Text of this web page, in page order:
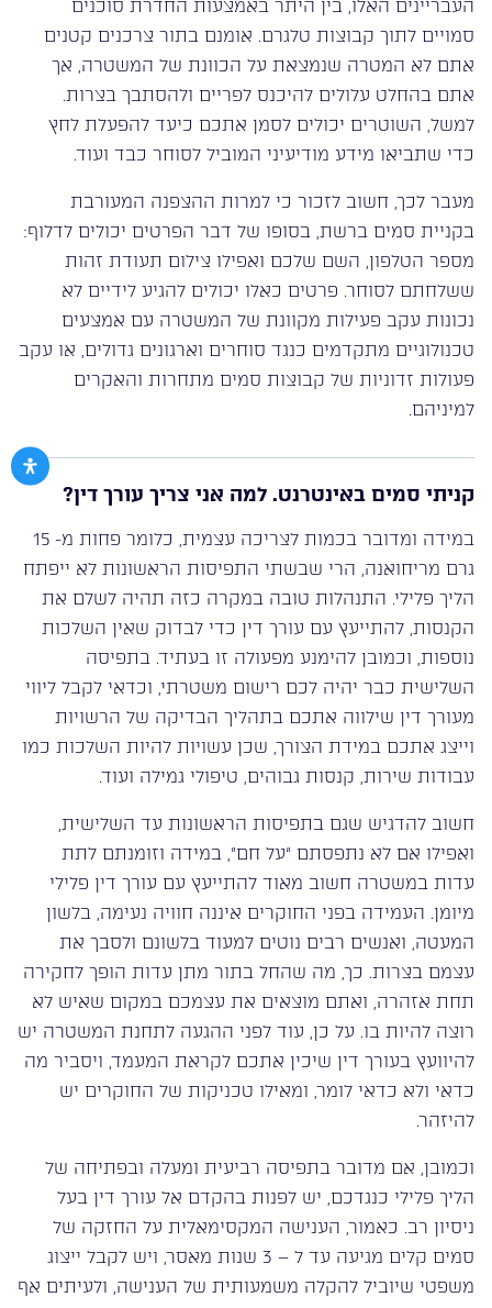
העבריינים האלו, בין היתר באמצעות החדרת סוכנים
סמויים לתוך קבוצות טלגרם. אומנם בתור צרכנים קטנים
אתם לא המטרה שנמצאת על הכוונת של המשטרה, אך
אתם בהחלט עלולים להיכנס לפריים ולהסתבך בצרות.
למשל, השוטרים יכולים לסמן אתכם כיעד להפעלת לחץ
כדי שתביאו מידע מודיעיני המוביל לסוחר כבד ועוד.
מעבר לכך, חשוב לזכור כי למרות ההצפנה המעורבת
בקניית סמים ברשת, בסופו של דבר הפרטים יכולים לדלוף:
מספר הטלפון, השם שלכם ואפילו צילום תעודת זהות
ששלחתם לסוחר. פרטים כאלו יכולים להגיע לידיים לא
נכונות עקב פעילות מקוונת של המשטרה עם אמצעים
טכנולוגיים מתקדמים כנגד סוחרים וארגונים גדולים, או עקב
פעולות זדוניות של קבוצות סמים מתחרות והאקרים
למיניהם.
קניתי סמים באינטרנט. למה אני צריך עורך דין?
במידה ומדובר בכמות לצריכה עצמית, כלומר פחות מ- 15
גרם מריחואנה, הרי שבשתי התפיסות הראשונות לא ייפתח
הליך פלילי. התנהלות טובה במקרה כזה תהיה לשלם את
הקנסות, להתייעץ עם עורך דין כדי לבדוק שאין השלכות
נוספות, וכמובן להימנע מפעולה זו בעתיד. בתפיסה
השלישית כבר יהיה לכם רישום משטרתי, וכדאי לקבל ליווי
מעורך דין שילווה אתכם בתהליך הבדיקה של הרשויות
וייצג אתכם במידת הצורך, שכן עשויות להיות השלכות כמו
עבודות שירות, קנסות גבוהים, טיפולי גמילה ועוד.
חשוב להדגיש שגם בתפיסות הראשונות עד השלישית,
ואפילו אם לא נתפסתם “על חם”, במידה וזומנתם לתת
עדות במשטרה חשוב מאוד להתייעץ עם עורך דין פלילי
מיומן. העמידה בפני החוקרים איננה חוויה נעימה, בלשון
המעטה, ואנשים רבים נוטים למעוד בלשונם ולסבך את
עצמם בצרות. כך, מה שהחל בתור מתן עדות הופך לחקירה
תחת אזהרה, ואתם מוצאים את עצמכם במקום שאיש לא
רוצה להיות בו. על כן, עוד לפני ההגעה לתחנת המשטרה יש
להיוועץ בעורך דין שיכין אתכם לקראת המעמד, ויסביר מה
כדאי ולא כדאי לומר, ומאילו טכניקות של החוקרים יש
להיזהר.
וכמובן, אם מדובר בתפיסה רביעית ומעלה ובפתיחה של
הליך פלילי כנגדכם, יש לפנות בהקדם אל עורך דין בעל
ניסיון רב. כאמור, הענישה המקסימאלית על החזקה של
סמים קלים מגיעה עד ל – 3 שנות מאסר, ויש לקבל ייצוג
משפטי שיוביל להקלה משמעותית של הענישה, ולעיתים אף